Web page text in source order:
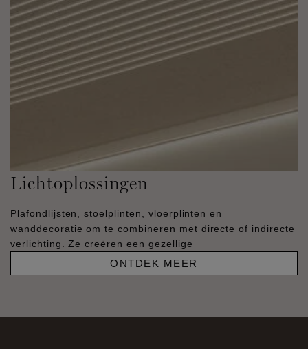
Lichtoplossingen
Plafondlijsten, stoelplinten, vloerplinten en
wanddecoratie om te combineren met directe of indirecte
verlichting. Ze creëren een gezellige
ONTDEK MEER